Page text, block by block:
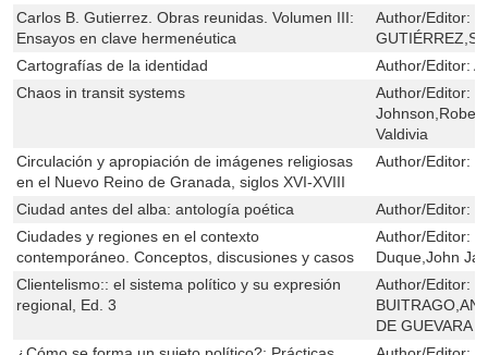
Carlos B. Gutierrez. Obras reunidas. Volumen III:
Ensayos en clave hermenéutica
Author/Editor:
Cartografías de la identidad
Author/Editor:
Chaos in transit systems
Author/Editor:
Valdivia
Circulación y apropiación de imágenes religiosas
en el Nuevo Reino de Granada, siglos XVI-XVIII
Author/Editor:
Ciudad antes del alba: antología poética Author/Editor:
Ciudades y regiones en el contexto
contemporáneo. Conceptos, discusiones y casos
Author/Editor:
Duque,John
Clientelismo:: el sistema político y su expresión
regional, Ed. 3
Author/Editor:
DE GUEVARA